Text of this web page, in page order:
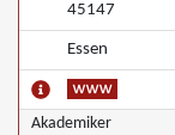
45147
Essen
Akademiker